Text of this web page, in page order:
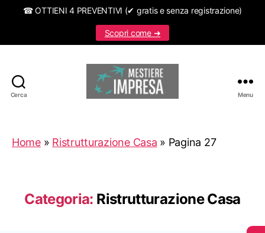
☎ OTTIENI 4 PREVENTIVI (✔ gratis e senza registrazione)
Scopri come ➜
Cerca Menu
Home» Ristrutturazione Casa » Pagina 27
Categoria: Ristrutturazione Casa